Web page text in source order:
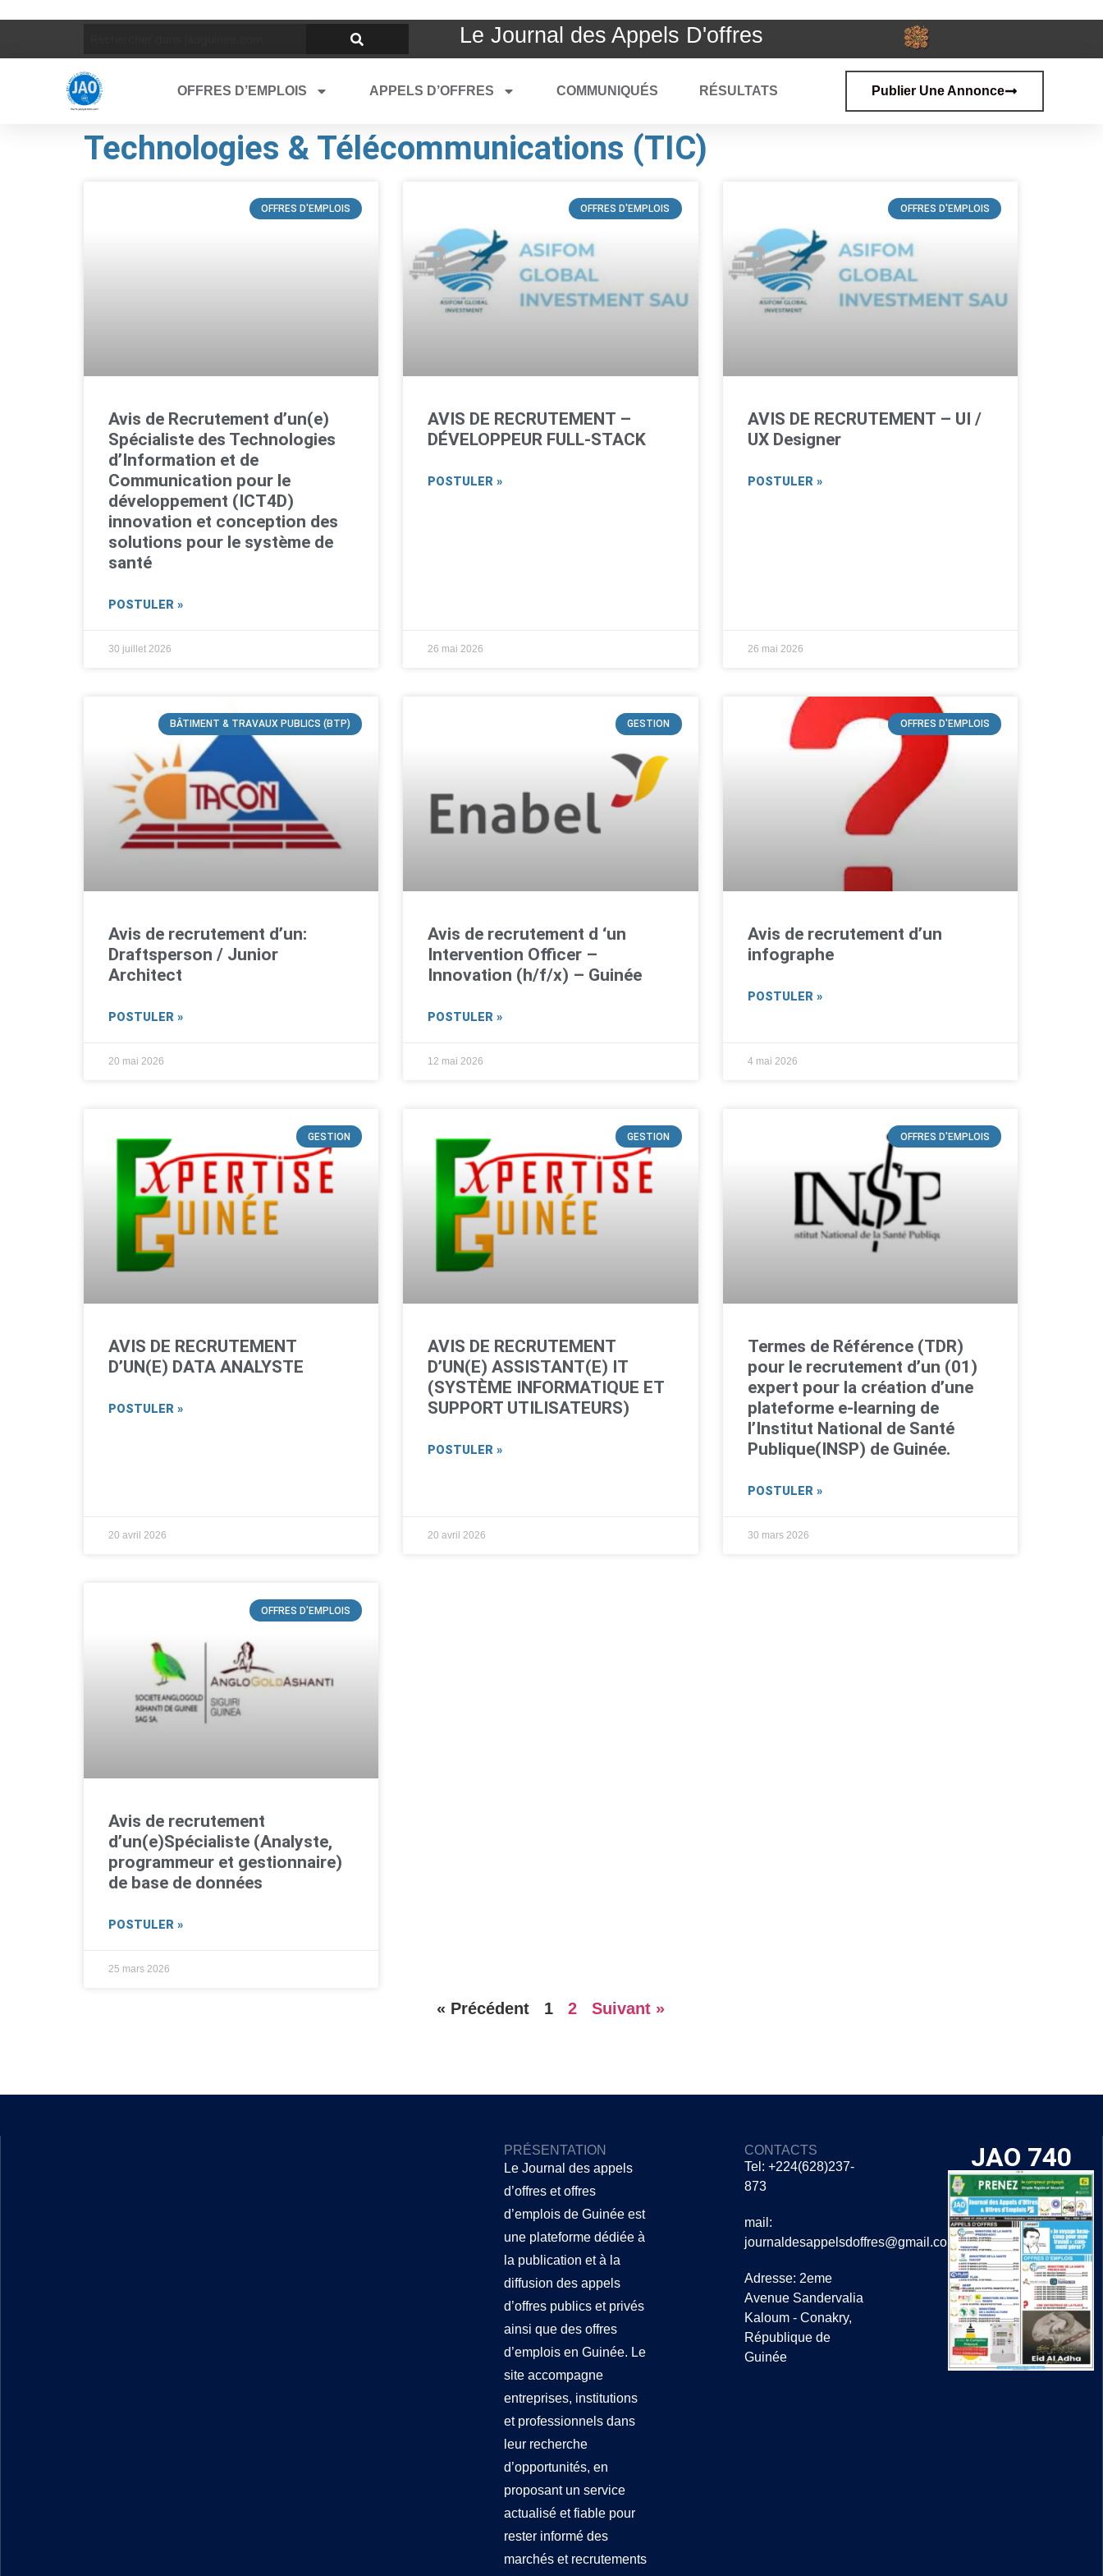
Le Journal des Appels D'offres
OFFRES D’EMPLOIS APPELS D’OFFRES COMMUNIQUÉS RÉSULTATS Publier Une Annonce
Technologies & Télécommunications (TIC)
OFFRES D'EMPLOIS
Avis de Recrutement d’un(e)
Spécialiste des Technologies
d’Information et de
Communication pour le
développement (ICT4D)
innovation et conception des
solutions pour le système de
santé
POSTULER »
30 juillet 2026
OFFRES D'EMPLOIS
AVIS DE RECRUTEMENT –
DÉVELOPPEUR FULL-STACK
POSTULER »
26 mai 2026
OFFRES D'EMPLOIS
AVIS DE RECRUTEMENT – UI /
UX Designer
POSTULER »
26 mai 2026
BÂTIMENT & TRAVAUX PUBLICS (BTP)
Avis de recrutement d’un:
Draftsperson / Junior
Architect
POSTULER »
20 mai 2026
GESTION
Avis de recrutement d ‘un
Intervention Officer –
Innovation (h/f/x) – Guinée
POSTULER »
12 mai 2026
OFFRES D'EMPLOIS
Avis de recrutement d’un
infographe
POSTULER »
4 mai 2026
GESTION
AVIS DE RECRUTEMENT
D’UN(E) DATA ANALYSTE
POSTULER »
20 avril 2026
GESTION
AVIS DE RECRUTEMENT
D’UN(E) ASSISTANT(E) IT
(SYSTÈME INFORMATIQUE ET
SUPPORT UTILISATEURS)
POSTULER »
20 avril 2026
OFFRES D'EMPLOIS
Termes de Référence (TDR)
pour le recrutement d’un (01)
expert pour la création d’une
plateforme e-learning de
l’Institut National de Santé
Publique(INSP) de Guinée.
POSTULER »
30 mars 2026
OFFRES D'EMPLOIS
Avis de recrutement
d’un(e)Spécialiste (Analyste,
programmeur et gestionnaire)
de base de données
POSTULER »
25 mars 2026
« Précédent 1 2 Suivant »
PRÉSENTATION
Le Journal des appels
d’offres et offres
d’emplois de Guinéeest
une plateforme dédiée à
la publication et à la
diffusion des appels
d’offres publics et privés
ainsi que des offres
d’emplois en Guinée. Le
site accompagne
entreprises, institutions
et professionnels dans
leur recherche
d’opportunités, en
proposant un service
actualisé et fiable pour
rester informé des
marchés et recrutements
CONTACTS
Tel: +224(628)237-
873
mail:
journaldesappelsdoffres@gmail.com
Adresse: 2eme
Avenue Sandervalia
Kaloum - Conakry,
République de
Guinée
JAO 740